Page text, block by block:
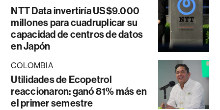
NTT Data invertiría US$9.000
millones para cuadruplicar su
capacidad de centros de datos
en Japón
COLOMBIA
Utilidades de Ecopetrol
reaccionaron: ganó 81% más en
el primer semestre